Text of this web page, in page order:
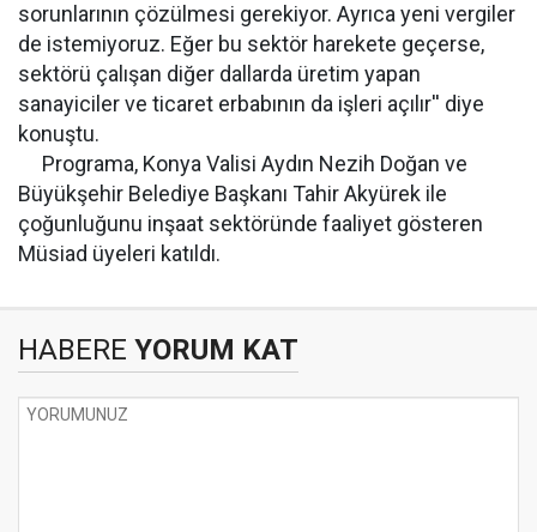
sorunlarının çözülmesi gerekiyor. Ayrıca yeni vergiler
de istemiyoruz. Eğer bu sektör harekete geçerse,
sektörü çalışan diğer dallarda üretim yapan
sanayiciler ve ticaret erbabının da işleri açılır'' diye
konuştu.
Programa, Konya Valisi Aydın Nezih Doğan ve
Büyükşehir Belediye Başkanı Tahir Akyürek ile
çoğunluğunu inşaat sektöründe faaliyet gösteren
Müsiad üyeleri katıldı.
HABERE YORUM KAT